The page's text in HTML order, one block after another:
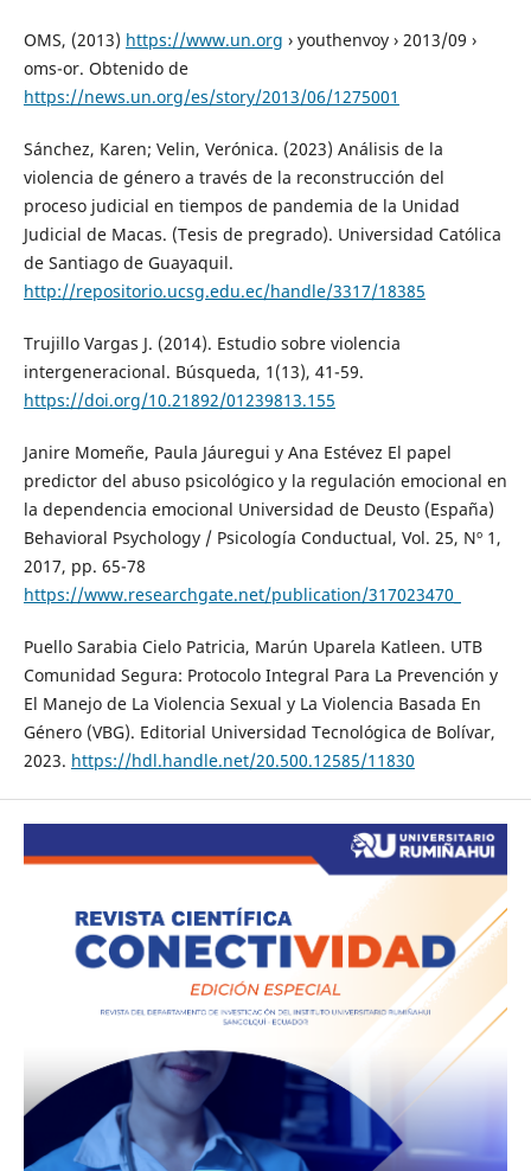
OMS, (2013) https://www.un.org › youthenvoy › 2013/09 ›
oms-or. Obtenido de
https://news.un.org/es/story/2013/06/1275001
Sánchez, Karen; Velin, Verónica. (2023) Análisis de la
violencia de género a través de la reconstrucción del
proceso judicial en tiempos de pandemia de la Unidad
Judicial de Macas. (Tesis de pregrado). Universidad Católica
de Santiago de Guayaquil.
http://repositorio.ucsg.edu.ec/handle/3317/18385
Trujillo Vargas J. (2014). Estudio sobre violencia
intergeneracional. Búsqueda, 1(13), 41-59.
https://doi.org/10.21892/01239813.155
Janire Momeñe, Paula Jáuregui y Ana Estévez El papel
predictor del abuso psicológico y la regulación emocional en
la dependencia emocional Universidad de Deusto (España)
Behavioral Psychology / Psicología Conductual, Vol. 25, Nº 1,
2017, pp. 65-78
https://www.researchgate.net/publication/317023470_
Puello Sarabia Cielo Patricia, Marún Uparela Katleen. UTB
Comunidad Segura: Protocolo Integral Para La Prevención y
El Manejo de La Violencia Sexual y La Violencia Basada En
Género (VBG). Editorial Universidad Tecnológica de Bolívar,
2023. https://hdl.handle.net/20.500.12585/11830